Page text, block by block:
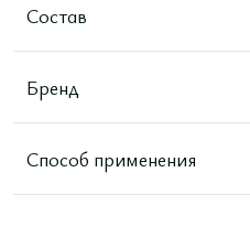
Состав
Бренд
Способ применения